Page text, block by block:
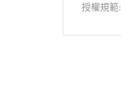
授權規範: